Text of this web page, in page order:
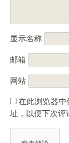
显示名称
邮箱
网站
在此浏览器中
址，以便下次评